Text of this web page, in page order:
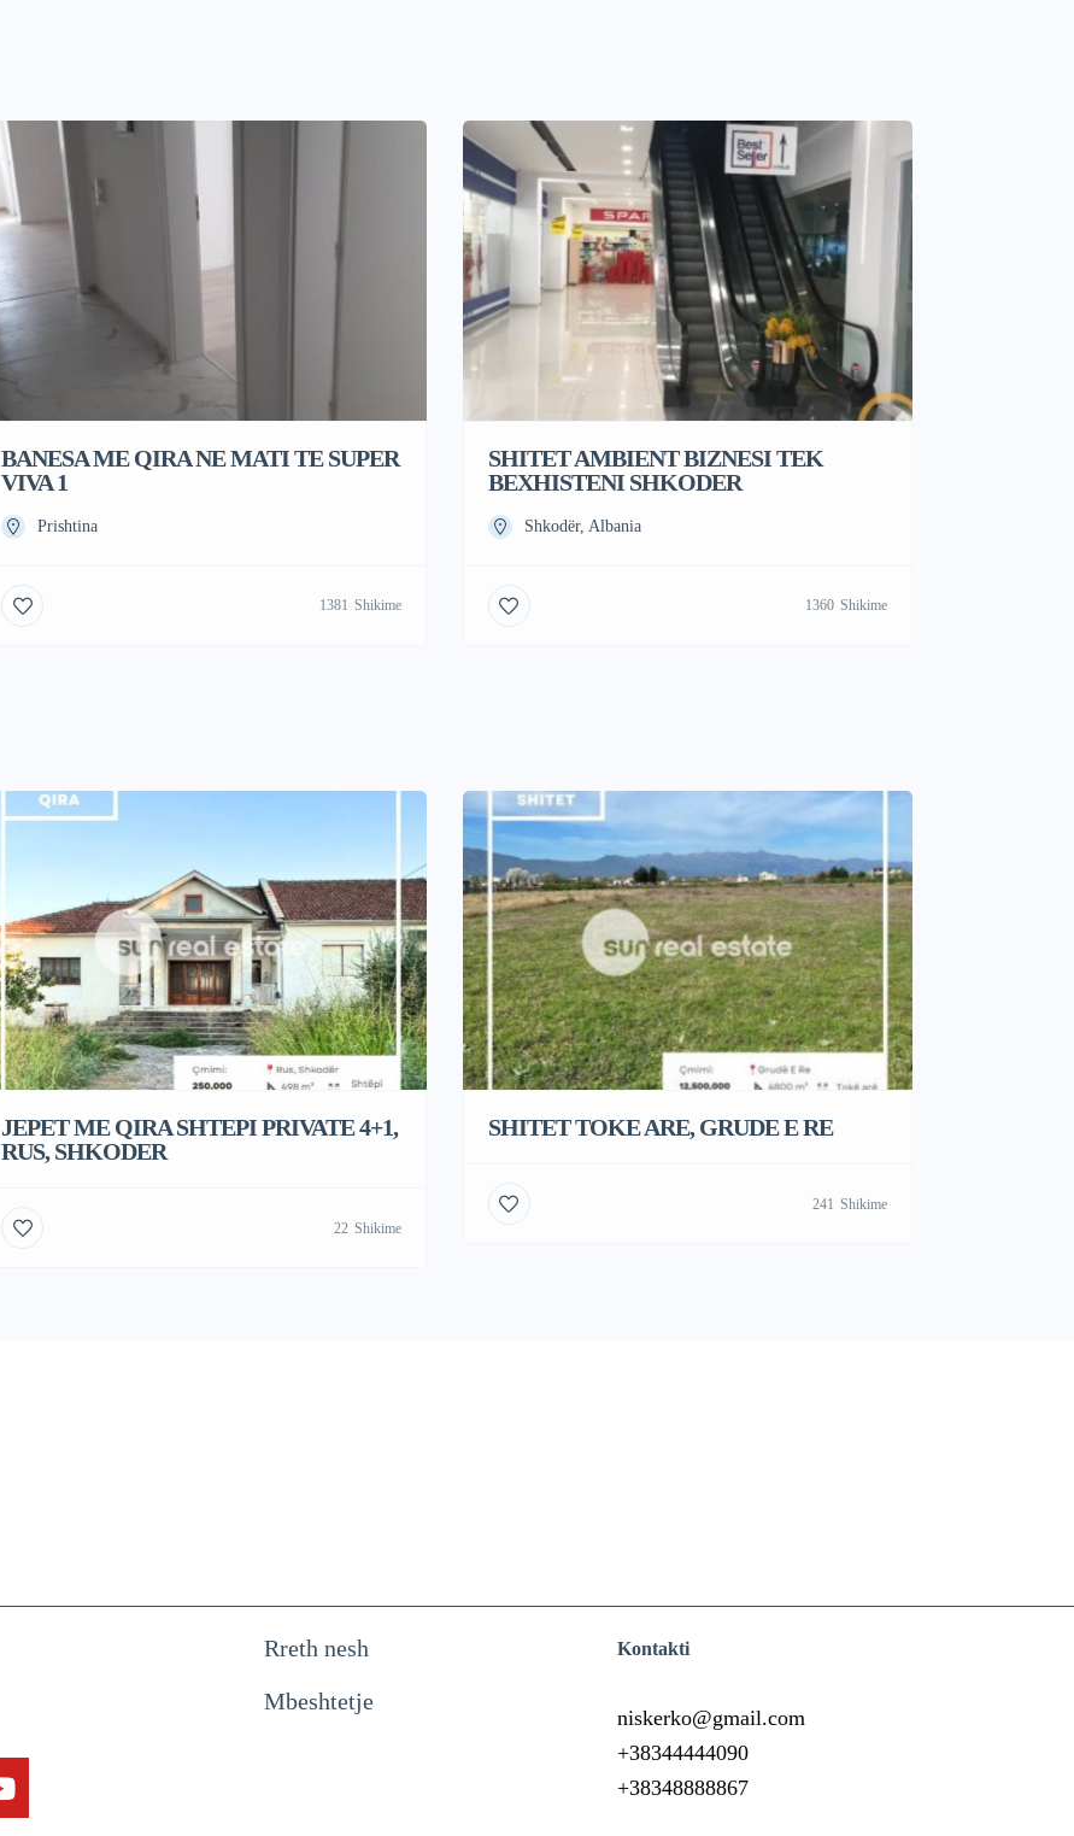
BANESA ME QIRA NE MATI TE SUPER
VIVA 1
Prishtina
1381 Shikime
SHITET AMBIENT BIZNESI TEK
BEXHISTENI SHKODER
Shkodër, Albania
1360 Shikime
JEPET ME QIRA SHTEPI PRIVATE 4+1,
RUS, SHKODER
22 Shikime
SHITET TOKE ARE, GRUDE E RE
241 Shikime
Rreth nesh
Mbeshtetje
Kontakti
niskerko@gmail.com
+38344444090
+38348888867